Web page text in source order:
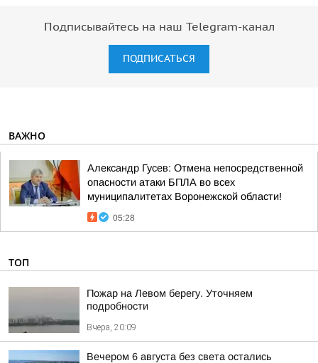
Подписывайтесь на наш Telegram-канал
ПОДПИСАТЬСЯ
ВАЖНО
Александр Гусев: Отмена непосредственной
опасности атаки БПЛА во всех
муниципалитетах Воронежской области!
05:28
ТОП
Пожар на Левом берегу. Уточняем
подробности
Вчера, 20:09
Вечером 6 августа без света остались